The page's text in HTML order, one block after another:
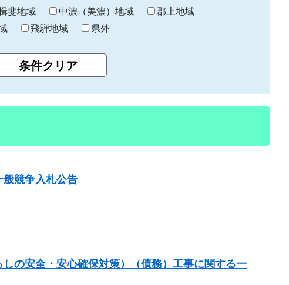
斐地域 中濃（美濃）地域
郡上地域
飛騨地域 県外
般競争入札公告
の安全・安心確保対策）（債務）工事に関する一